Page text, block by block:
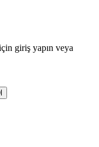
giriş yapın veya